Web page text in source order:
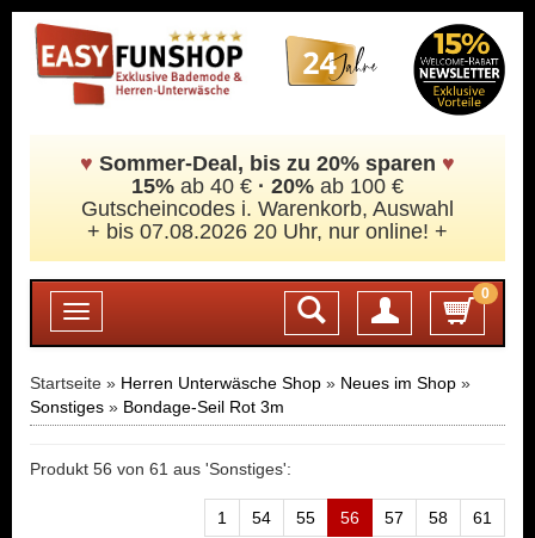
♥ Sommer-Deal, bis zu 20% sparen ♥
15% ab 40 € · 20% ab 100 €
Gutscheincodes i. Warenkorb, Auswahl
+ bis 07.08.2026 20 Uhr, nur online! +
Toggle
navigation
0
Login
Startseite » Herren Unterwäsche Shop » Neues im Shop »
Sonstiges » Bondage-Seil Rot 3m
Produkt 56 von 61 aus 'Sonstiges':
1 54 55 56 57 58 61